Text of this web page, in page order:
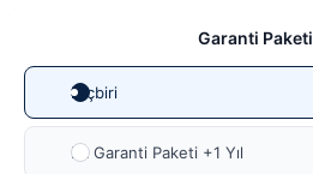
Garanti Paketi
Hiçbiri
Ek Garanti Paketi +1 Yıl